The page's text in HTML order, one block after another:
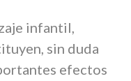
infantil,
sin duda
efectos